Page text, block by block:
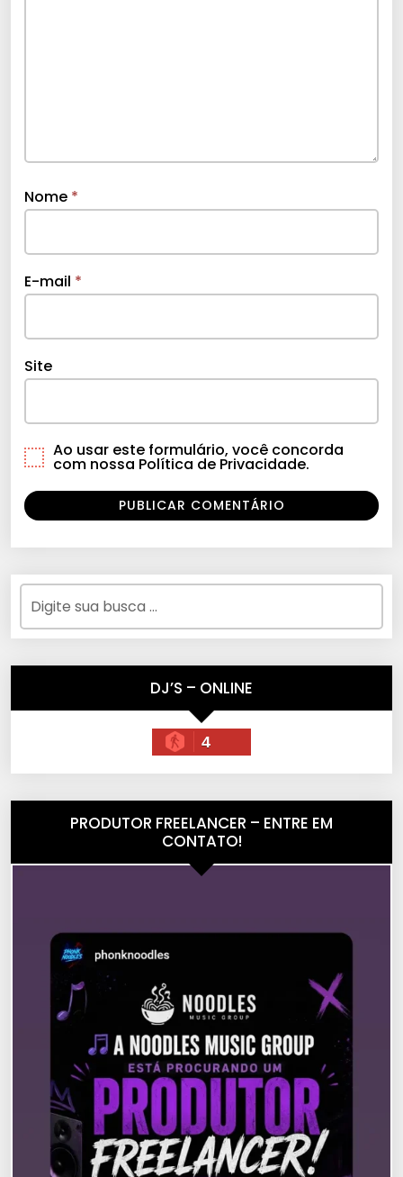
Nome *
E-mail *
Site
Ao usar este formulário, você concorda
com nossa Política de Privacidade.
DJ’S – ONLINE
4
PRODUTOR FREELANCER – ENTRE EM
CONTATO!